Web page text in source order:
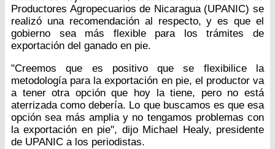
Productores Agropecuarios de Nicaragua (UPANIC) se
realizó una recomendación al respecto, y es que el
gobierno sea más flexible para los trámites de
exportación del ganado en pie.
"Creemos que es positivo que se flexibilice la
metodología para la exportación en pie, el productor va
a tener otra opción que hoy la tiene, pero no está
aterrizada como debería. Lo que buscamos es que esa
opción sea más amplia y no tengamos problemas con
la exportación en pie", dijo Michael Healy, presidente
de UPANIC a los periodistas.